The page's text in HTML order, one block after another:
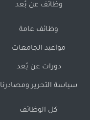
وظائف عن بُعد
وظائف عامة
مواعيد الجامعات
دورات عن بُعد
سياسة التحرير ومصادرنا
كل الوظائف